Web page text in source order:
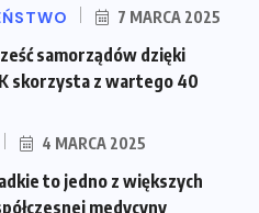
7 MARCA 2025
samorządów dzięki
skorzysta z wartego 40
4 MARCA 2025
to jedno z większych
medycyny